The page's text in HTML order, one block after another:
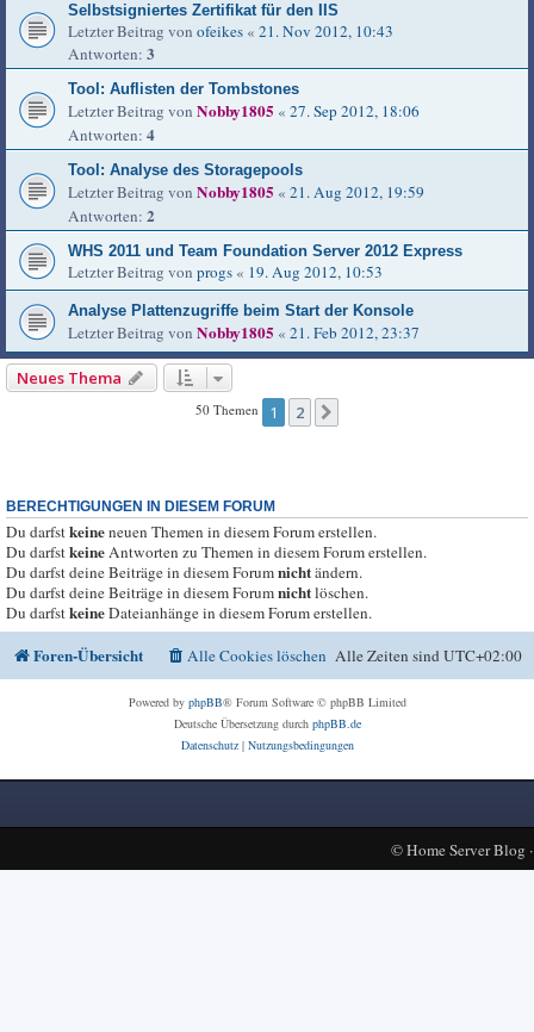
Selbstsigniertes Zertifikat für den IIS
Letzter Beitrag von ofeikes « 21. Nov 2012, 10:43
Antworten: 3
Tool: Auflisten der Tombstones
Letzter Beitrag von Nobby1805 « 27. Sep 2012, 18:06
Antworten: 4
Tool: Analyse des Storagepools
Letzter Beitrag von Nobby1805 « 21. Aug 2012, 19:59
Antworten: 2
WHS 2011 und Team Foundation Server 2012 Express
Letzter Beitrag von progs « 19. Aug 2012, 10:53
Analyse Plattenzugriffe beim Start der Konsole
Letzter Beitrag von Nobby1805 « 21. Feb 2012, 23:37
Neues Thema
50 Themen 1 2
BERECHTIGUNGEN IN DIESEM FORUM
Du darfstkeineneuen Themen in diesem Forum erstellen.
Du darfstkeineAntworten zu Themen in diesem Forum erstellen.
Du darfst deine Beiträge in diesem Forumnichtändern.
Du darfst deine Beiträge in diesem Forumnichtlöschen.
Du darfstkeineDateianhänge in diesem Forum erstellen.
Foren-Übersicht Alle Zeiten sindUTC+02:00
Alle Cookies löschen
Powered by phpBB® Forum Software © phpBB Limited
Deutsche Übersetzung durch phpBB.de
Datenschutz| Nutzungsbedingungen
©Home Server Blog